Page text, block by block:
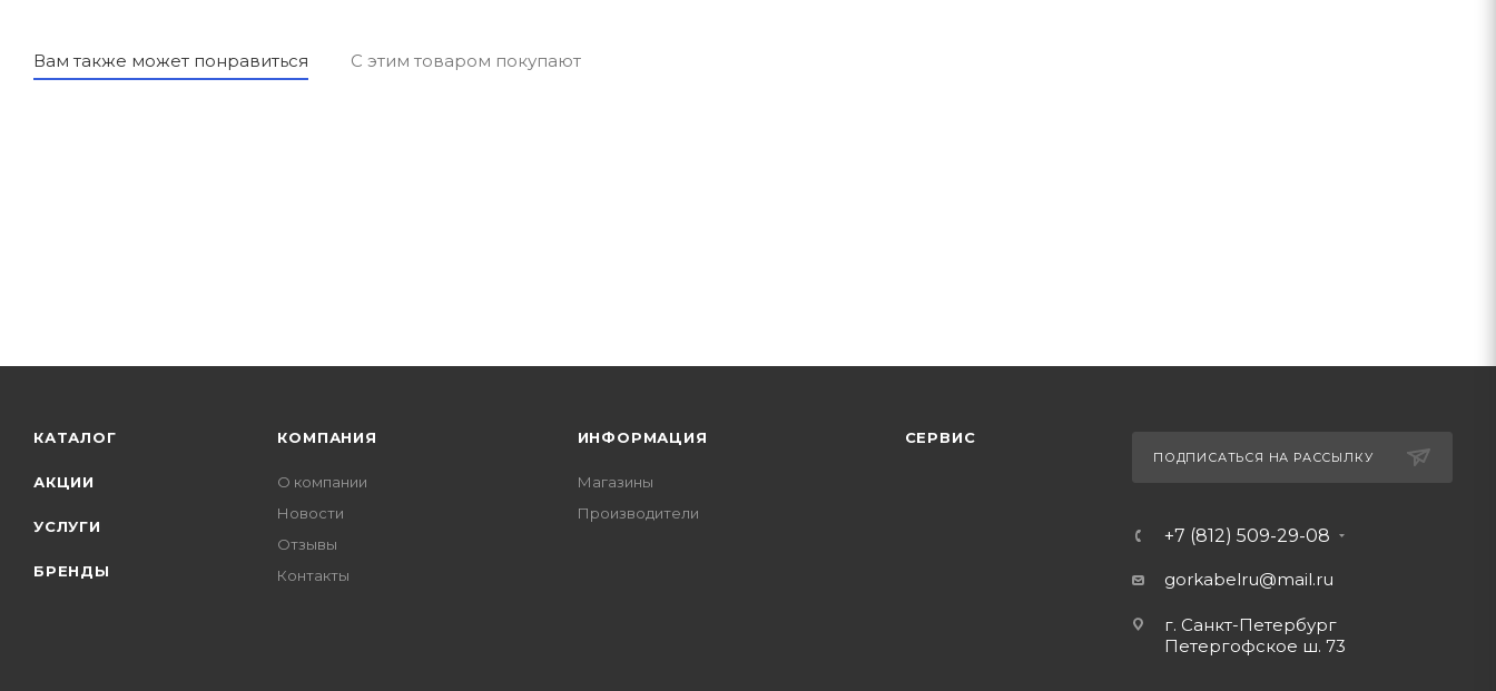
Вам также может понравиться С этим товаром покупают
КАТАЛОГ
АКЦИИ
УСЛУГИ
БРЕНДЫ
КОМПАНИЯ
О компании
Новости
Отзывы
Контакты
ИНФОРМАЦИЯ
Магазины
Производители
СЕРВИС
ПОДПИСАТЬСЯ НА РАССЫЛКУ
+7 (812) 509-29-08
gorkabelru@mail.ru
г. Санкт-Петербург
Петергофское ш. 73